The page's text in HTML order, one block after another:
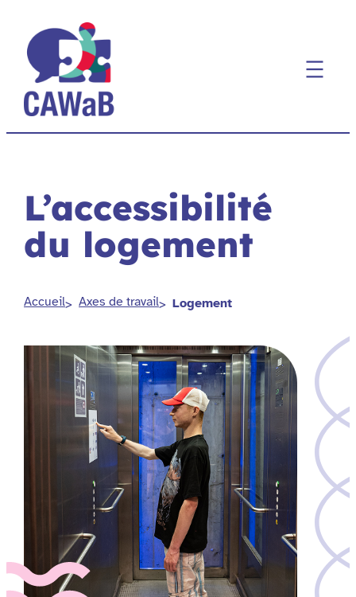
contenu
L’accessibilité
du logement
Accueil Axes de travail Logement